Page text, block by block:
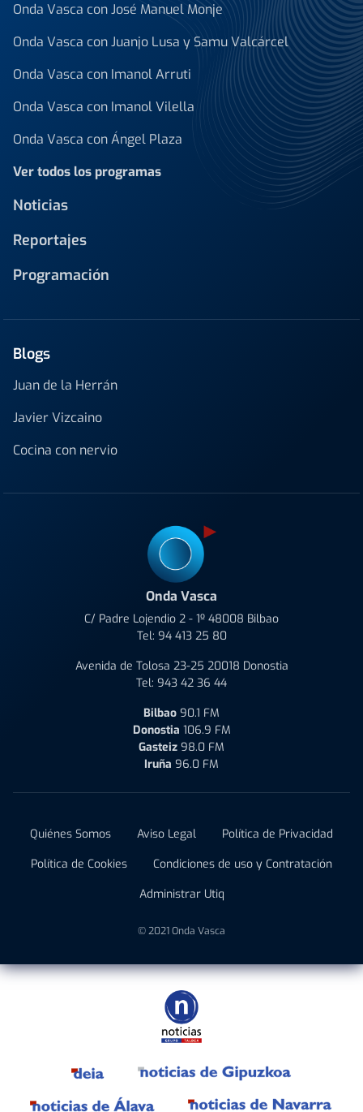
Onda Vasca con José Manuel Monje
Onda Vasca con Juanjo Lusa y Samu Valcárcel
Onda Vasca con Imanol Arruti
Onda Vasca con Imanol Vilella
Onda Vasca con Ángel Plaza
Ver todos los programas
Noticias
Reportajes
Programación
Blogs
Juan de la Herrán
Javier Vizcaino
Cocina con nervio
Onda Vasca
C/ Padre Lojendio 2 - 1º 48008 Bilbao
Tel: 94 413 25 80
Avenida de Tolosa 23-25 20018 Donostia
Tel: 943 42 36 44
Bilbao 90.1 FM
Donostia 106.9 FM
Gasteiz 98.0 FM
Iruña 96.0 FM
Quiénes Somos Aviso Legal
Política de Privacidad
Política de Cookies
Condiciones de uso y Contratación
Administrar Utiq
© 2021 Onda Vasca